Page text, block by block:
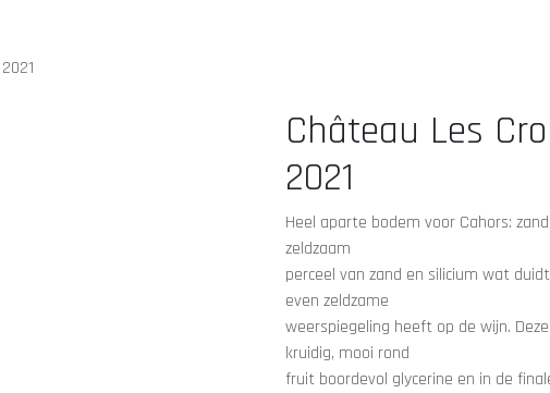
Château Les
2021
Heel aparte bodem voor Cahors:
zeldzaam
perceel van zand en silicium wat
even zeldzame
weerspiegeling heeft op de wijn.
kruidig, mooi rond
fruit boordevol glycerine en in de